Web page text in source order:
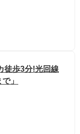
徒歩3分!光回線
」